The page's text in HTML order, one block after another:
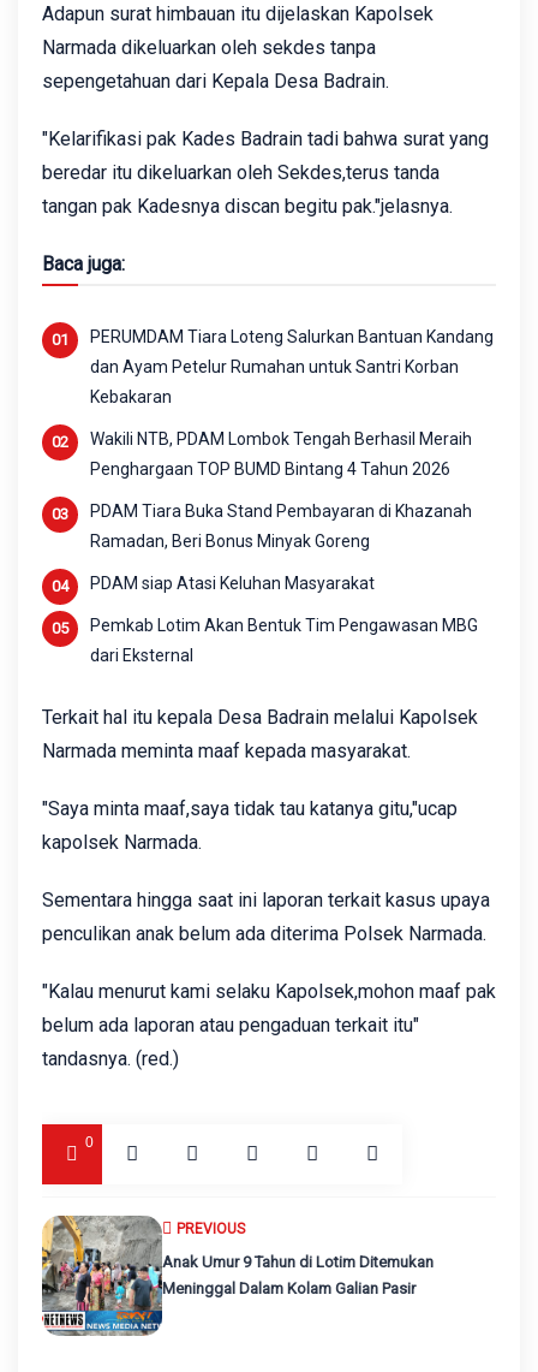
Adapun surat himbauan itu dijelaskan Kapolsek
Narmada dikeluarkan oleh sekdes tanpa
sepengetahuan dari Kepala Desa Badrain.
"Kelarifikasi pak Kades Badrain tadi bahwa surat yang
beredar itu dikeluarkan oleh Sekdes,terus tanda
tangan pak Kadesnya discan begitu pak."jelasnya.
Baca juga:
PERUMDAM Tiara Loteng Salurkan Bantuan Kandang
dan Ayam Petelur Rumahan untuk Santri Korban
Kebakaran
Wakili NTB, PDAM Lombok Tengah Berhasil Meraih
Penghargaan TOP BUMD Bintang 4 Tahun 2026
PDAM Tiara Buka Stand Pembayaran di Khazanah
Ramadan, Beri Bonus Minyak Goreng
PDAM siap Atasi Keluhan Masyarakat
Pemkab Lotim Akan Bentuk Tim Pengawasan MBG
dari Eksternal
Terkait hal itu kepala Desa Badrain melalui Kapolsek
Narmada meminta maaf kepada masyarakat.
"Saya minta maaf,saya tidak tau katanya gitu,"ucap
kapolsek Narmada.
Sementara hingga saat ini laporan terkait kasus upaya
penculikan anak belum ada diterima Polsek Narmada.
"Kalau menurut kami selaku Kapolsek,mohon maaf pak
belum ada laporan atau pengaduan terkait itu"
tandasnya. (red.)
0
PREVIOUS
Anak Umur 9 Tahun di Lotim Ditemukan
Meninggal Dalam Kolam Galian Pasir